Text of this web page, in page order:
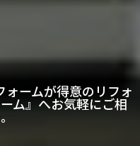
ームが得意のリフォ
ム』へお気軽にご相